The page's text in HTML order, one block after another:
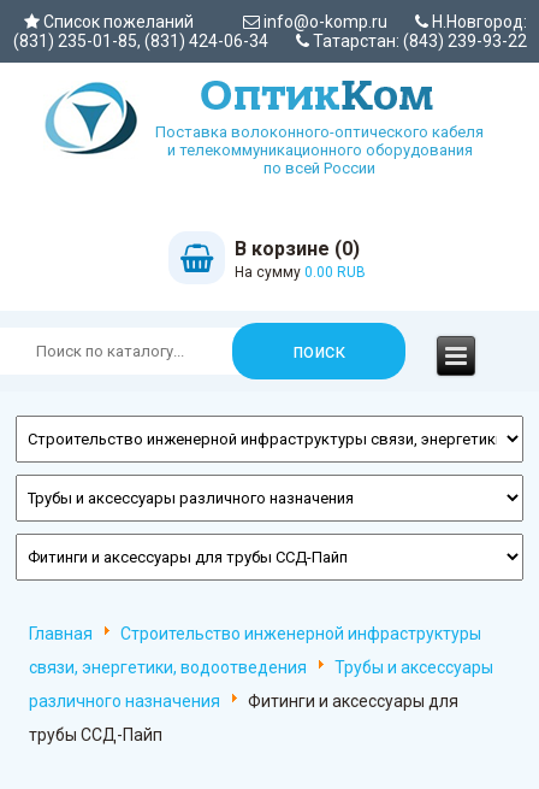
Список пожеланий info@o-komp.ru
Н.Новгород:
(831) 235-01-85, (831) 424-06-34
Татарстан: (843) 239-93-22
Поставка волоконного-оптического кабеля
и телекоммуникационного оборудования
по всей России
В корзине (0)
На сумму 0.00 RUB
Главная
Строительство инженерной инфраструктуры
связи, энергетики, водоотведения
Трубы и аксессуары
различного назначения
Фитинги и аксессуары для
трубы ССД-Пайп